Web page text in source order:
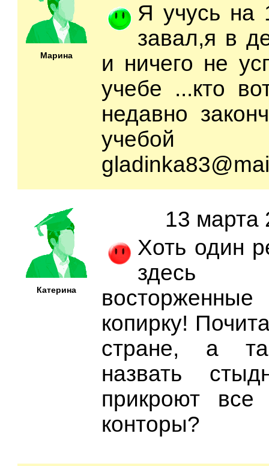
Марина
Я учусь на
завал,я в
и ничего не
учебе ...кто
недавно
учебой
Катерина
13 марта
Хоть один
здесь
копирку!
стране, а
назвать
прикроют
конторы?